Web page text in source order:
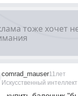
comrad_mauser
Искусственный интеллект
11лет